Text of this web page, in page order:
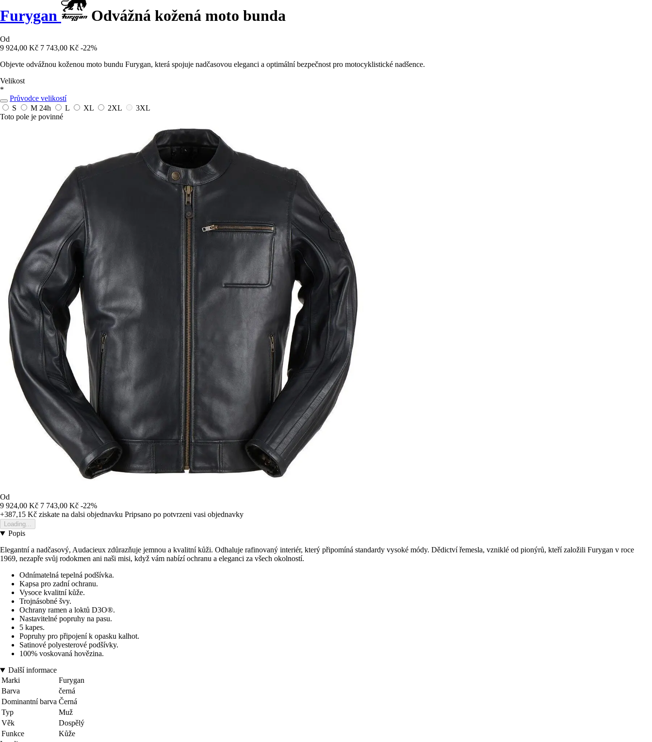
Furygan Odvážná kožená moto bunda
Od
9 924,00 Kč 7 743,00 Kč -22%
Objevte odvážnou koženou moto bundu Furygan, která spojuje nadčasovou eleganci a optimální bezpečnost pro motocyklistické nadšence.
Velikost
*
Průvodce velikostí
S
M 24h L XL 2XL
3XL
Toto pole je povinné
Od
9 924,00 Kč 7 743,00 Kč -22%
+387,15 Kč ziskate na dalsi objednavku Pripsano po potvrzeni vasi objednavky
Loading...
Popis
Elegantní a nadčasový, Audacieux zdůrazňuje jemnou a kvalitní kůži. Odhaluje rafinovaný interiér, který připomíná standardy vysoké módy. Dědictví řemesla, vzniklé od pionýrů, kteří založili Furygan v roce
1969, nezapře svůj rodokmen ani naši misi, když vám nabízí ochranu a eleganci za všech okolností.
Odnímatelná tepelná podšívka.
Kapsa pro zadní ochranu.
Vysoce kvalitní kůže.
Trojnásobné švy.
Ochrany ramen a loktů D3O®.
Nastavitelné popruhy na pasu.
5 kapes.
Popruhy pro připojení k opasku kalhot.
Satinové polyesterové podšívky.
100% voskovaná hovězina.
Další informace
Marki
Furygan
Barva
černá
Dominantní barva Černá
Typ
Muž
Věk
Dospělý
Funkce
Kůže